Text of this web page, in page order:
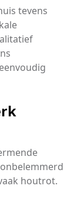
tevens
houtrot.